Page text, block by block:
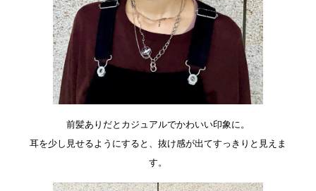
前髪ありだとカジュアルでかわいい印象に。
耳を少し見せるようにすると、抜け感が出てすっきりと見えま
す。